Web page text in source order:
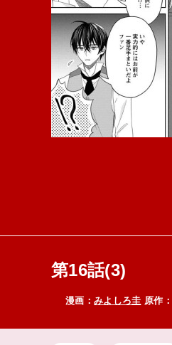
第16話(3)
漫画： みよしろ圭 原作：